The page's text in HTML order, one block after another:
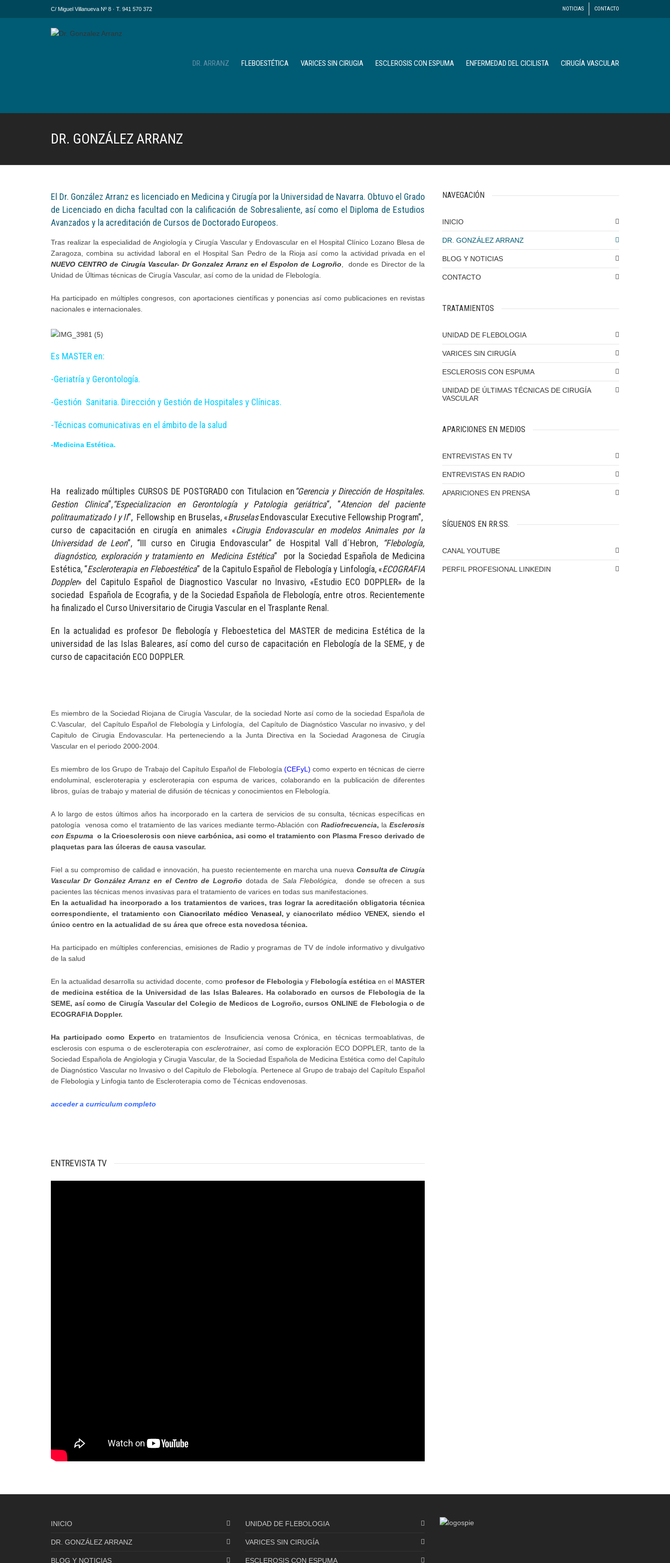
C/ Miguel Villanueva Nº 8 · T. 941 570 372 NOTICIAS CONTACTO
DR. ARRANZ FLEBOESTÉTICA VARICES SIN CIRUGIA ESCLEROSIS CON ESPUMA ENFERMEDAD DEL CICILISTA CIRUGÍA VASCULAR
DR. GONZÁLEZ ARRANZ
El Dr. González Arranz es licenciado en Medicina y Cirugía por la Universidad de Navarra. Obtuvo el Grado
de Licenciado en dicha facultad con la calificación de Sobresaliente, así como el Diploma de Estudios
Avanzados y la acreditación de Cursos de Doctorado Europeos.
Tras realizar la especialidad de Angiología y Cirugía Vascular y Endovascular en el Hospital Clínico Lozano Blesa de
Zaragoza, combina su actividad laboral en el Hospital San Pedro de la Rioja así como la actividad privada en el
NUEVO CENTRO de Cirugía Vascular- Dr Gonzalez Arranz en el Espolon de Logroño
donde es Director de la
Unidad de Últimas técnicas de Cirugía Vascular, así como de la unidad de Flebología.
Ha participado en múltiples congresos, con aportaciones científicas y ponencias así como publicaciones en revistas
nacionales e internacionales.
Es MASTER en:
-Geriatría y Gerontología.
-Gestión Sanitaria. Dirección y Gestión de Hospitales y Clínicas.
-Técnicas comunicativas en el ámbito de la salud
-Medicina Estética.
Ha realizado múltiples CURSOS DE POSTGRADO con Titulacion en“Gerencia y Dirección de Hospitales.
Gestion Clinica”,“Especializacion en Gerontología y Patologia geriátrica“, “Atencion del paciente
politraumatizado I y II”, Fellowship en Bruselas, «BruselasEndovascular Executive Fellowship Program”,
curso de capacitación en cirugía en animales «CirugiaEndovascular en modelos Animales por la
Universidad de Leon”, “III curso en Cirugia Endovascular” de Hospital Vall d´Hebron,
“Flebología,
diagnóstico, exploración y tratamiento en Medicina Estética” por la Sociedad Española de Medicina
Estética, “Escleroterapia en Fleboestética” de la Capitulo Español de Flebología y Linfología, «ECOGRAFIA
Doppler» del Capitulo Español de Diagnostico Vascular no Invasivo, «Estudio ECO DOPPLER» de la
sociedad Española de Ecografia, y de la Sociedad Española de Flebología, entre otros. Recientemente
ha finalizado el Curso Universitario de Cirugia Vascular en el Trasplante Renal.
En la actualidad es profesor De flebología y Fleboestetica del MASTER de medicina Estética de la
universidad de las Islas Baleares, así como del curso de capacitación en Flebología de la SEME, y de
curso de capacitación ECO DOPPLER.
Es miembro de la Sociedad Riojana de Cirugía Vascular, de la sociedad Norte así como de la sociedad Española de
C.Vascular, del Capítulo Español de Flebología y Linfología, del Capítulo de Diagnóstico Vascular no invasivo, y del
Capitulo de Cirugia Endovascular. Ha perteneciendo a la Junta Directiva en la Sociedad Aragonesa de Cirugía
Vascular en el periodo 2000-2004.
Es miembro de los Grupo de Trabajo del Capítulo Español de Flebología (CEFyL ) como experto en técnicas de cierre
endoluminal, escleroterapia y escleroterapia con espuma de varices, colaborando en la publicación de diferentes
libros, guías de trabajo y material de difusión de técnicas y conocimientos en Flebología.
A lo largo de estos últimos años ha incorporado en la cartera de servicios de su consulta, técnicas específicas en
patología venosa como el tratamiento de las varices mediante termo-Ablación con Radiofrecuencia, la Esclerosis
con Espuma o la Crioesclerosis con nieve carbónica, asi como el tratamiento con Plasma Fresco derivado de
plaquetas para las úlceras de causa vascular.
Fiel a su compromiso de calidad e innovación, ha puesto recientemente en marcha una nueva Consulta de Cirugía
Vascular Dr González Arranz en el Centro de Logroño dotada de Sala Flebológica,
donde se ofrecen a sus
pacientes las técnicas menos invasivas para el tratamiento de varices en todas sus manifestaciones.
En la actualidad ha incorporado a los tratamientos de varices, tras lograr la acreditación obligatoria técnica
correspondiente, el tratamiento con Cianocrilato médico Venaseal, y cianocrilato médico VENEX, siendo el
único centro en la actualidad de su área que ofrece esta novedosa técnica.
Ha participado en múltiples conferencias, emisiones de Radio y programas de TV de índole informativo y divulgativo
de la salud
En la actualidad desarrolla su actividad docente, como profesor de FlebologiayFlebología estéticaen el MASTER
de medicina estética de la Universidad de las Islas Baleares. Ha colaborado en cursos de Flebologia de la
SEME, así como de Cirugía Vascular del Colegio de Medicos de Logroño, cursos ONLINE de Flebologia o de
ECOGRAFIA Doppler.
Ha participado como Experto en tratamientos de Insuficiencia venosa Crónica, en técnicas termoablativas, de
esclerosis con espuma o de escleroterapia conesclerotrainer , así como de exploración ECO DOPPLER, tanto de la
Sociedad Española de Angiologia y Cirugia Vascular, de la Sociedad Española de Medicina Estética como del Capítulo
de Diagnóstico Vascular no Invasivo o del Capitulo de Flebología. Pertenece al Grupo de trabajo del Capítulo Español
de Flebologia y Linfogia tanto de Escleroterapia como de Técnicas endovenosas.
acceder a curriculum completo
ENTREVISTA TV
NAVEGACIÓN
INICIO
DR. GONZÁLEZ ARRANZ
BLOG Y NOTICIAS
CONTACTO
TRATAMIENTOS
UNIDAD DE FLEBOLOGIA
VARICES SIN CIRUGÍA
ESCLEROSIS CON ESPUMA
UNIDAD DE ÚLTIMAS TÉCNICAS DE CIRUGÍA
VASCULAR
APARICIONES EN MEDIOS
ENTREVISTAS EN TV
ENTREVISTAS EN RADIO
APARICIONES EN PRENSA
SÍGUENOS EN RR.SS.
CANAL YOUTUBE
PERFIL PROFESIONAL LINKEDIN
INICIO
DR. GONZÁLEZ ARRANZ
BLOG Y NOTICIAS
UNIDAD DE FLEBOLOGIA
VARICES SIN CIRUGÍA
ESCLEROSIS CON ESPUMA